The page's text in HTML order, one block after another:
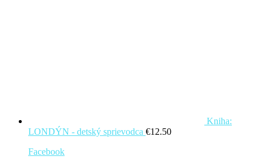
Kniha:
LONDÝN - detský sprievodca €12.50
Facebook